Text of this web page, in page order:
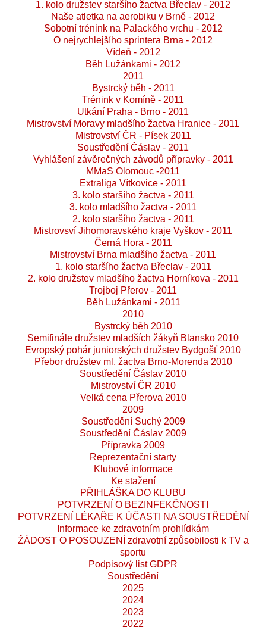
1. kolo družstev staršího žactva Břeclav - 2012
Naše atletka na aerobiku v Brně - 2012
Sobotní trénink na Palackého vrchu - 2012
O nejrychlejšího sprintera Brna - 2012
Vídeň - 2012
Běh Lužánkami - 2012
2011
Bystrcký běh - 2011
Trénink v Komíně - 2011
Utkání Praha - Brno - 2011
Mistrovství Moravy mladšího žactva Hranice - 2011
Mistrovství ČR - Písek 2011
Soustředění Čáslav - 2011
Vyhlášení závěrečných závodů přípravky - 2011
MMaS Olomouc -2011
Extraliga Vítkovice - 2011
3. kolo staršího žactva - 2011
3. kolo mladšího žactva - 2011
2. kolo staršího žactva - 2011
Mistrovsví Jihomoravského kraje Vyškov - 2011
Černá Hora - 2011
Mistrovství Brna mladšího žactva - 2011
1. kolo staršího žactva Břeclav - 2011
2. kolo družstev mladšího žactva Horníkova - 2011
Trojboj Přerov - 2011
Běh Lužánkami - 2011
2010
Bystrcký běh 2010
Semifinále družstev mladších žákyň Blansko 2010
Evropský pohár juniorských družstev Bydgošť 2010
Přebor družstev ml. žactva Brno-Morenda 2010
Soustředění Čáslav 2010
Mistrovství ČR 2010
Velká cena Přerova 2010
2009
Soustředění Suchý 2009
Soustředění Čáslav 2009
Přípravka 2009
Reprezentační starty
Klubové informace
Ke stažení
PŘIHLÁŠKA DO KLUBU
POTVRZENÍ O BEZINFEKČNOSTI
POTVRZENÍ LÉKAŘE K ÚČASTI NA SOUSTŘEDĚNÍ
Informace ke zdravotním prohlídkám
ŽÁDOST O POSOUZENÍ zdravotní způsobilosti k TV a
sportu
Podpisový list GDPR
Soustředění
2025
2024
2023
2022